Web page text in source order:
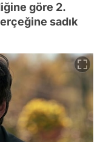
göre 2.
sadık